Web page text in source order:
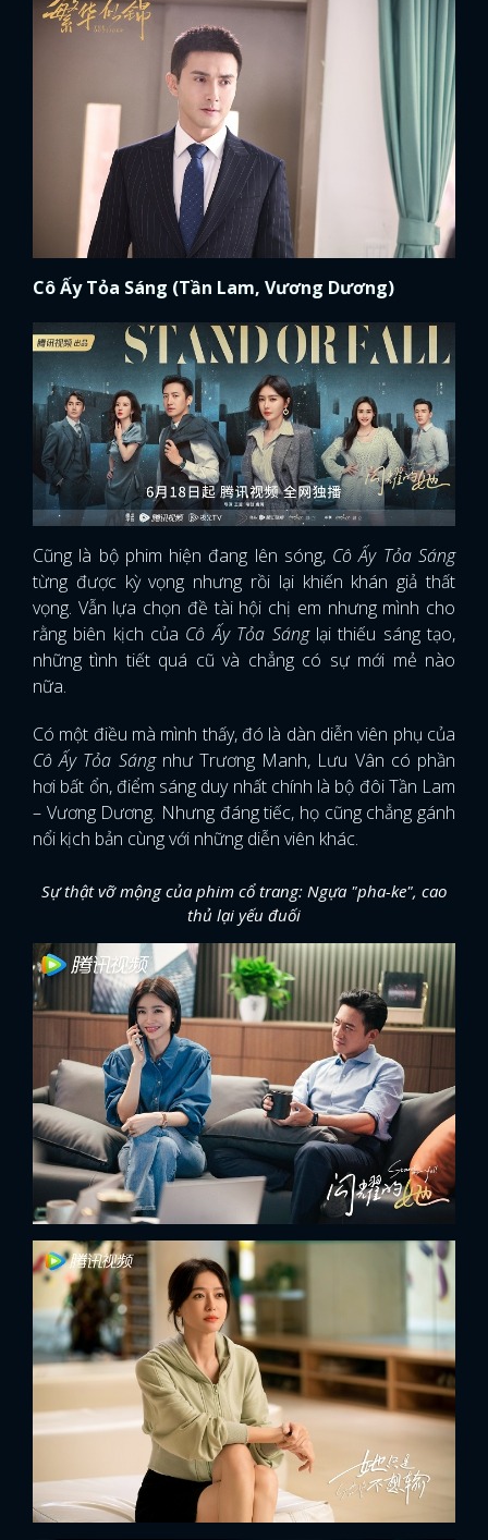
Cô Ấy Tỏa Sáng (Tần Lam, Vương Dương)
Cũng là bộ phim hiện đang lên sóng, Cô Ấy Tỏa Sáng
từng được kỳ vọng nhưng rồi lại khiến khán giả thất
vọng. Vẫn lựa chọn đề tài hội chị em nhưng mình cho
rằng biên kịch của Cô Ấy Tỏa Sánglại thiếu sáng tạo,
những tình tiết quá cũ và chẳng có sự mới mẻ nào
nữa.
Có một điều mà mình thấy, đó là dàn diễn viên phụ của
Cô Ấy Tỏa Sángnhư Trương Manh, Lưu Vân có phần
hơi bất ổn, điểm sáng duy nhất chính là bộ đôi Tần Lam
– Vương Dương. Nhưng đáng tiếc, họ cũng chẳng gánh
nổi kịch bản cùng với những diễn viên khác.
Sự thật vỡ mộng của phim cổ trang: Ngựa "pha-ke", cao
thủ lại yếu đuối